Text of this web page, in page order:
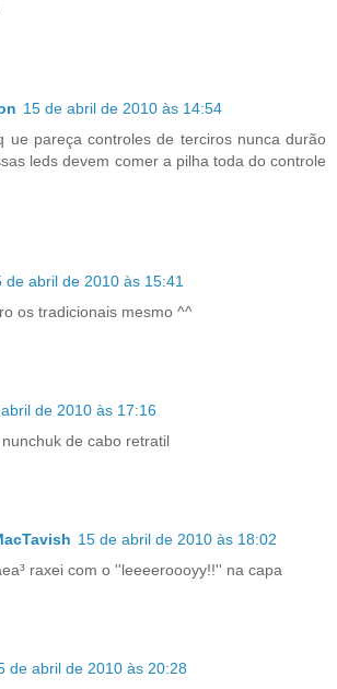
15 de abril de 2010 às 14:54
ue pareça controles de terciros nunca durão
leds devem comer a pilha toda do controle
de abril de 2010 às 15:41
os tradicionais mesmo ^^
de 2010 às 17:16
de cabo retratil
15 de abril de 2010 às 18:02
raxei com o ''leeeeroooyy!!'' na capa
de abril de 2010 às 20:28